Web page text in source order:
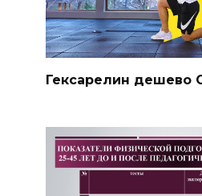
Гексарелин дешево